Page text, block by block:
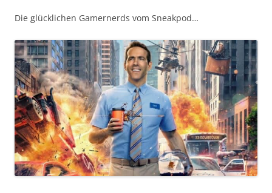
Die glücklichen Gamernerds vom Sneakpod…